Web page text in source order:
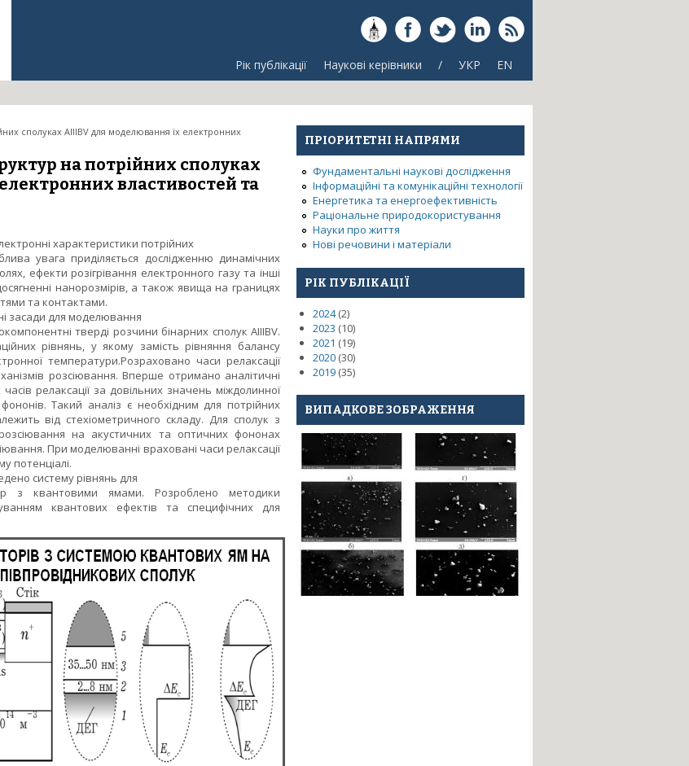
Рік публікації Наукові керівники / УКР EN
сполуках AIIIBV для моделювання їх електронних
на потрійних сполуках
властивостей та
характеристики потрійних
увага приділяється дослідженню динамічних
ефекти розігрівання електронного газу та інші
нанорозмірів, а також явища на границях
та контактами.
засади для моделювання
тверді розчини бінарних сполук AIIIBV.
рівнянь, у якому замість рівняння балансу
температури.Розраховано часи релаксації
розсіювання. Вперше отримано аналітичні
релаксації за довільних значень міждолинної
Такий аналіз є необхідним для потрійних
від стехіометричного складу. Для сполук з
на акустичних та оптичних фононах
При моделюванні враховані часи релаксації
потенціалі.
систему рівнянь для
з квантовими ямами. Розроблено методики
квантових ефектів та специфічних для
ПРІОРИТЕТНІ НАПРЯМИ
Фундаментальні наукові дослідження
Інформаційні та комунікаційні технології
Енергетика та енергоефективність
Раціональне природокористування
Науки про життя
Нові речовини і матеріали
РІК ПУБЛІКАЦІЇ
2024(2)
2023 (10)
2021 (19)
2020 (30)
2019 (35)
ВИПАДКОВЕ ЗОБРАЖЕННЯ